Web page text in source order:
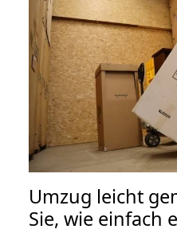
Umzug leicht
Sie, wie einfach